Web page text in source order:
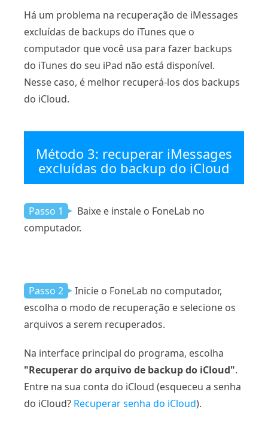
Há um problema na recuperação de iMessages
excluídas de backups do iTunes que o
computador que você usa para fazer backups
do iTunes do seu iPad não está disponível.
Nesse caso, é melhor recuperá-los dos backups
do iCloud.
Método 3: recuperar iMessages
excluídas do backup do iCloud
Passo 1
Baixe e instale o FoneLab no
computador.
Passo 2
Inicie o FoneLab no computador,
escolha o modo de recuperação e selecione os
arquivos a serem recuperados.
Na interface principal do programa, escolha
"Recuperar do arquivo de backup do iCloud".
Entre na sua conta do iCloud (esqueceu a senha
do iCloud? Recuperar senha do iCloud).